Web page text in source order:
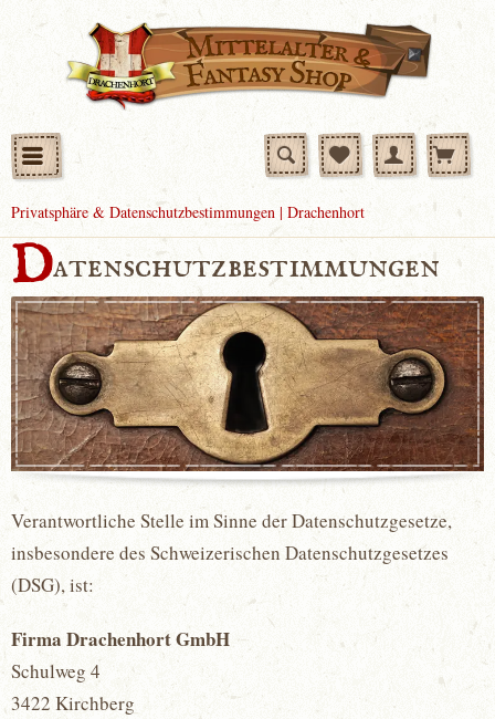
Privatsphäre & Datenschutzbestimmungen | Drachenhort
Datenschutzbestimmungen
Verantwortliche Stelle im Sinne der Datenschutzgesetze,
insbesondere des Schweizerischen Datenschutzgesetzes
(DSG), ist:
Firma Drachenhort GmbH
Schulweg 4
3422 Kirchberg